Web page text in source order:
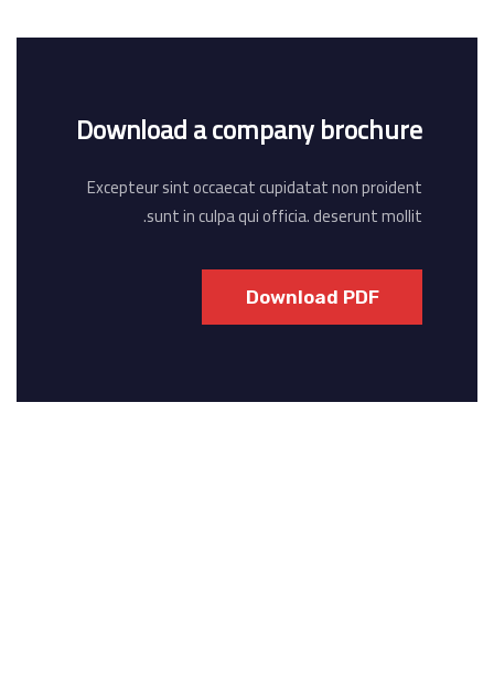
Download a company brochure
Excepteur sint occaecat cupidatat non proident
sunt in culpa qui officia. deserunt mollit.
Download PDF